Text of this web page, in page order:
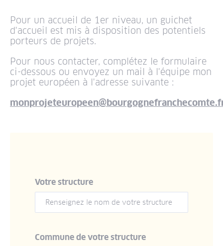
Pour un accueil de 1er niveau, un guichet
d'accueil est mis à disposition des potentiels
porteurs de projets.
Pour nous contacter, complétez le formulaire
ci-dessous ou envoyez un mail à l'équipe mon
projet européen à l'adresse suivante :
Votre structure
Commune de votre structure